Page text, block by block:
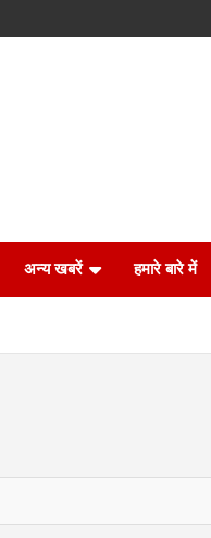
अन्य खबरें हमारे बारे में